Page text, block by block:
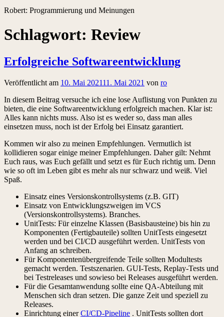
Robert: Programmierung und Meinungen
Schlagwort: Review
Erfolgreiche Softwareentwicklung
Veröffentlicht am 10. Mai 202111. Mai 2021 von ro
In diesem Beitrag versuche ich eine lose Auflistung von Punkten zu
bieten, die eine Softwareentwicklung erfolgreich machen. Klar ist:
Alles kann nichts muss. Also ist es weder so, dass man alles
einsetzen muss, noch ist der Erfolg bei Einsatz garantiert.
Kommen wir also zu meinen Empfehlungen. Vermutlich ist
kollidieren sogar einige meiner Empfehlungen. Daher gilt: Nehmt
Euch raus, was Euch gefällt und setzt es für Euch richtig um. Denn
wie so oft im Leben gibt es mehr als nur schwarz und weiß. Viel
Spaß.
Einsatz eines Versionskontrollsystems (z.B. GIT)
Einsatz von Entwicklungszweigen im VCS
(Versionskontrollsystems). Branches.
UnitTests: Für einzelne Klassen (Basisbausteine) bis hin zu
Komponenten (Fertigbauteile) sollten UnitTests eingesetzt
werden und bei CI/CD ausgeführt werden. UnitTests von
Anfang an schreiben.
Für Komponentenübergreifende Teile sollten Modultests
gemacht werden. Testszenarien. GUI-Tests, Replay-Tests und
bei Testreleases und sowieso bei Releases ausgeführt werden.
Für die Gesamtanwendung sollte eine QA-Abteilung mit
Menschen sich dran setzen. Die ganze Zeit und speziell zu
Releases.
Einrichtung einerCI/CD-Pipeline . UnitTests sollten dort